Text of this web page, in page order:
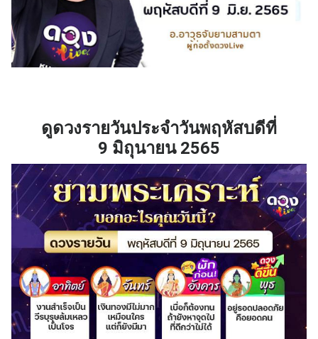
ดูดวงรายวันประจำวันพฤหัสบดีที่
9 มิถุนายน2565